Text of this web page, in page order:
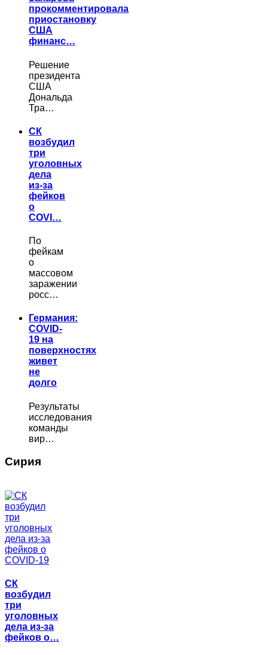
прокомментировала
приостановку
США
финанс…
Решение
президента
США
Дональда
Тра…
СК
возбудил
три
уголовных
дела
из-за
фейков
о
COVI…
По
фейкам
о
массовом
заражении
росс…
Германия:
COVID-
19 на
поверхностях
живет
не
долго
Результаты
исследования
команды
вир…
Сирия
СК
возбудил
три
уголовных
дела из-за
фейков о…